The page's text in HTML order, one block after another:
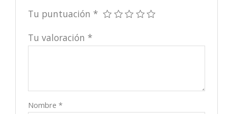
Tu puntuación *
Tu valoración *
Nombre*